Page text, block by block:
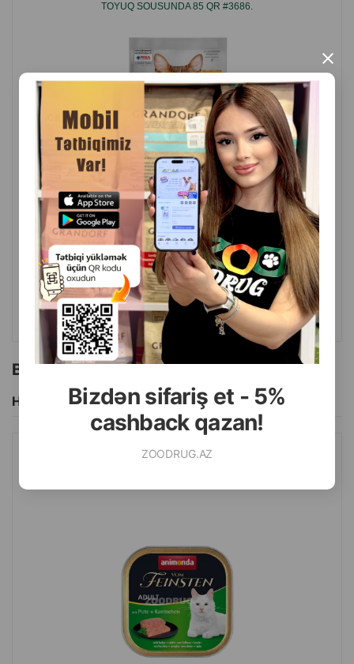
Bizdən sifariş et - 5%
cashback qazan!
ZOODRUG.AZ
×
TOYUQ SOUSUNDA 85 QR #3686.
( Rəylər)
Çəki Qiymət
Almaq
1 ədəd
2.80
ALMAQ
Bu brendin başqa məhsulları
Hamısını Gör